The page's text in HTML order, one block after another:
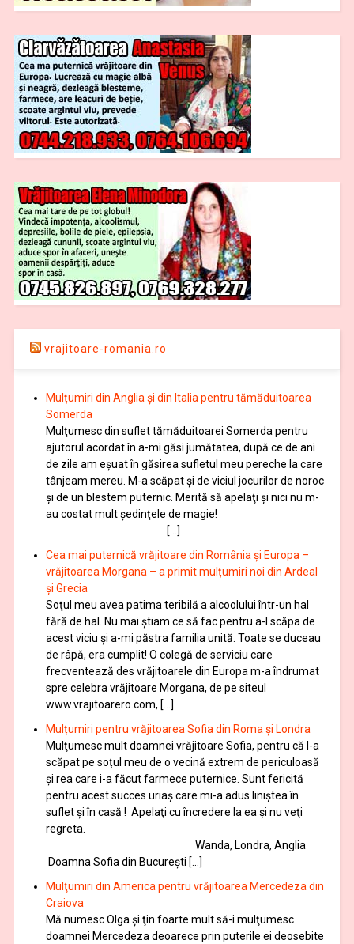
vrajitoare-romania.ro
Mulțumiri din Anglia și din Italia pentru tămăduitoarea
Somerda
Mulţumesc din suflet tămăduitoarei Somerda pentru
ajutorul acordat în a-mi găsi jumătatea, după ce de ani
de zile am eşuat în găsirea sufletul meu pereche la care
tânjeam mereu. M-a scăpat şi de viciul jocurilor de noroc
şi de un blestem puternic. Merită să apelaţi şi nici nu m-
au costat mult şedinţele de magie!
[…]
Cea mai puternică vrăjitoare din România și Europa –
vrăjitoarea Morgana – a primit mulțumiri noi din Ardeal
și Grecia
Soţul meu avea patima teribilă a alcoolului într-un hal
fără de hal. Nu mai ştiam ce să fac pentru a-l scăpa de
acest viciu şi a-mi păstra familia unită. Toate se duceau
de râpă, era cumplit! O colegă de serviciu care
frecventează des vrăjitoarele din Europa m-a îndrumat
spre celebra vrăjitoare Morgana, de pe siteul
www.vrajitoarero.com, […]
Mulțumiri pentru vrăjitoarea Sofia din Roma și Londra
Mulţumesc mult doamnei vrăjitoare Sofia, pentru că l-a
scăpat pe soțul meu de o vecină extrem de periculoasă
și rea care i-a făcut farmece puternice. Sunt fericită
pentru acest succes uriaș care mi-a adus liniștea în
suflet și în casă ! Apelaţi cu încredere la ea şi nu veţi
regreta.
Wanda, Londra, Anglia
Doamna Sofia din București […]
Mulţumiri din America pentru vrăjitoarea Mercedeza din
Craiova
Mă numesc Olga şi ţin foarte mult să-i mulţumesc
doamnei Mercedeza deoarece prin puterile ei deosebite